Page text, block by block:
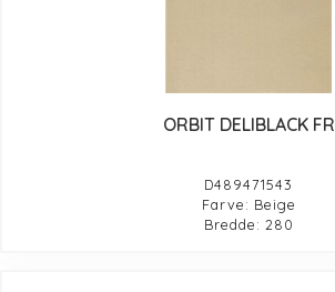
ORBIT DELIBLACK FR
D489471543
Farve: Beige
Bredde: 280